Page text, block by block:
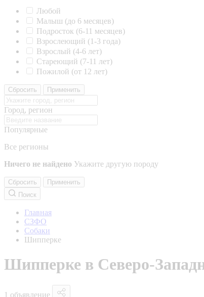
Любой
Малыш (до 6 месяцев)
Подросток (6-11 месяцев)
Взрослеющий (1-3 года)
Взрослый (4-6 лет)
Стареющий (7-11 лет)
Пожилой (от 12 лет)
Сбросить Применить
Город, регион
Популярные
Все регионы
Ничего не найдено Укажите другую породу
Сбросить
Применить
Поиск
Главная
СЗФО
Собаки
Шипперке
Шипперке в Северо-
1 объявление